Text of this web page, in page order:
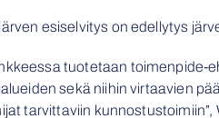
esiselvitys on edellytys
tuotetaan toimenpide-
sekä niihin virtaavien
tarvittaviin kunnostustoimiin”,